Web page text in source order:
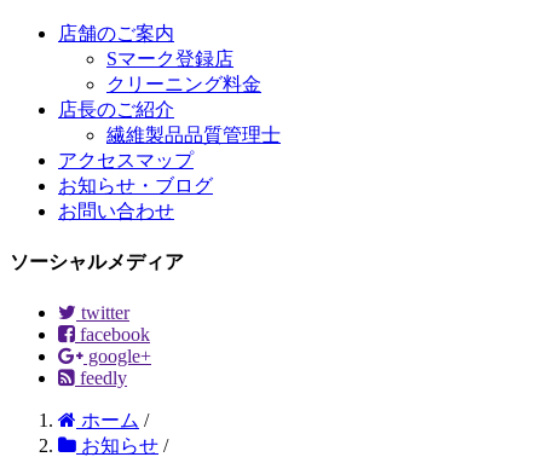
店舗のご案内
Sマーク登録店
クリーニング料金
店長のご紹介
繊維製品品質管理士
アクセスマップ
お知らせ・ブログ
お問い合わせ
ソーシャルメディア
twitter
facebook
google+
feedly
ホーム /
お知らせ /